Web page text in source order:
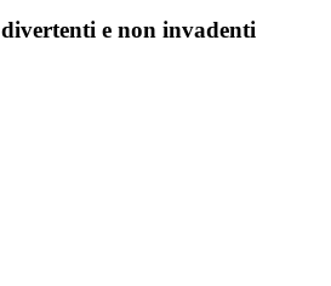
divertenti e non invadenti